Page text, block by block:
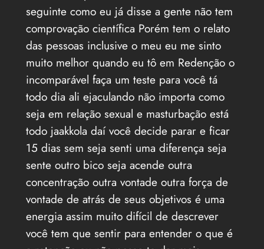
seguinte como eu já disse a gente não tem
comprovação científica Porém tem o relato
das pessoas inclusive o meu eu me sinto
muito melhor quando eu tô em Redenção o
incomparável faça um teste para você tá
todo dia ali ejaculando não importa como
seja em relação sexual e masturbação está
todo jaakkola daí você decide parar e ficar
15 dias sem seja senti uma diferença seja
sente outro bico seja acende outra
concentração outra vontade outra força de
vontade de atrás de seus objetivos é uma
energia assim muito difícil de descrever
você tem que sentir para entender o que é